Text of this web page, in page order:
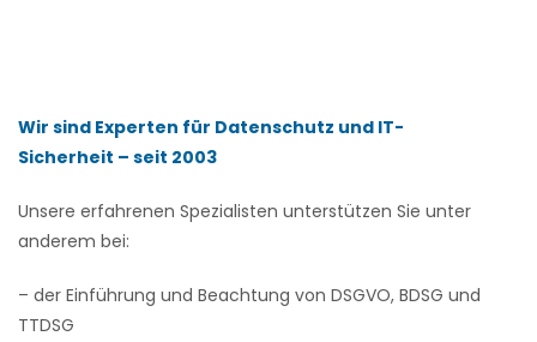
Wir sind Experten für Datenschutz und IT-
Sicherheit – seit 2003
Unsere erfahrenen Spezialisten unterstützen Sie unter
anderem bei:
– der Einführung und Beachtung von DSGVO, BDSG und
TTDSG